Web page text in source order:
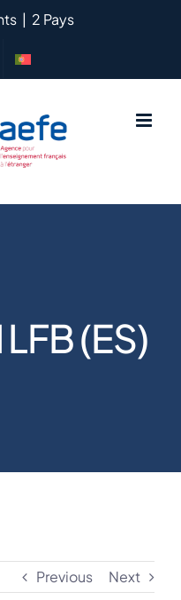
| 2 Pays
(ES)
Previous Next